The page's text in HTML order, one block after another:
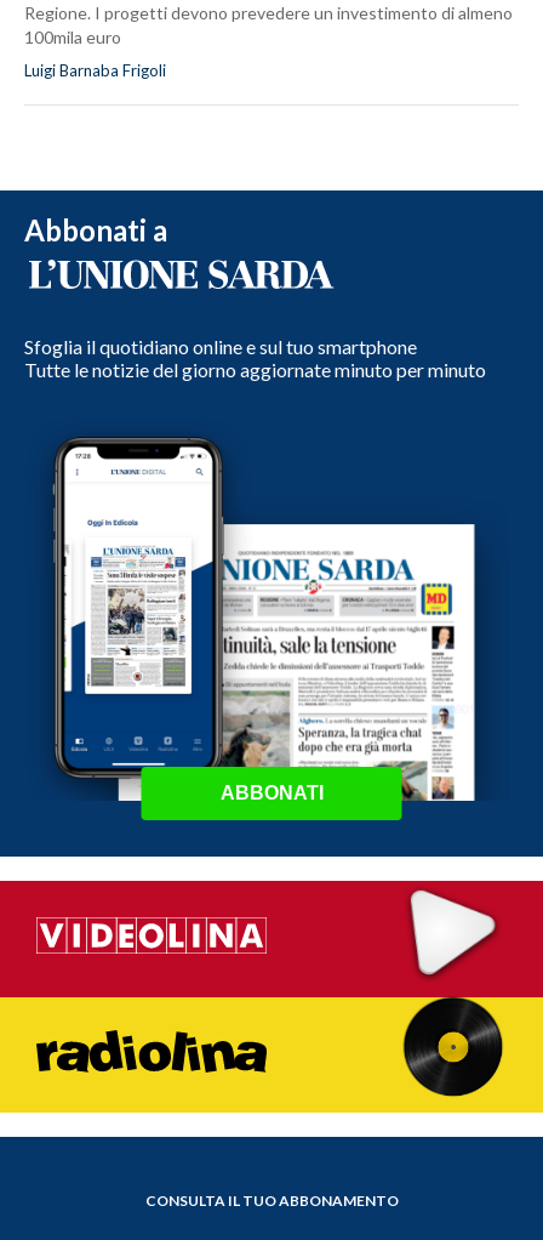
Regione. I progetti devono prevedere un investimento di almeno
100mila euro
Luigi Barnaba Frigoli
Abbonati a
Sfoglia il quotidiano online e sul tuo smartphone
Tutte le notizie del giorno aggiornate minuto per minuto
ABBONATI
CONSULTA IL TUO ABBONAMENTO